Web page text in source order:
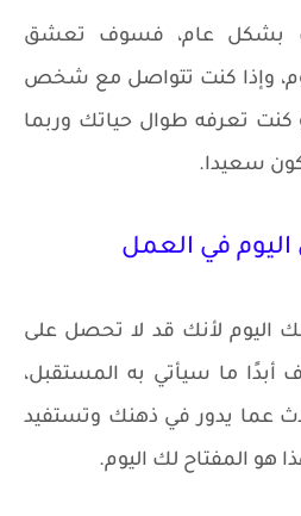
بشكل عام، فسوف تعشق
وإذا كنت تتواصل مع شخص
كنت تعرفه طوال حياتك وربما
سعيدا.
اليوم في العمل
اليوم لأنك قد لا تحصل على
أبدًا ما سيأتي به المستقبل،
عما يدور في ذهنك وتستفيد
هو المفتاح لك اليوم.